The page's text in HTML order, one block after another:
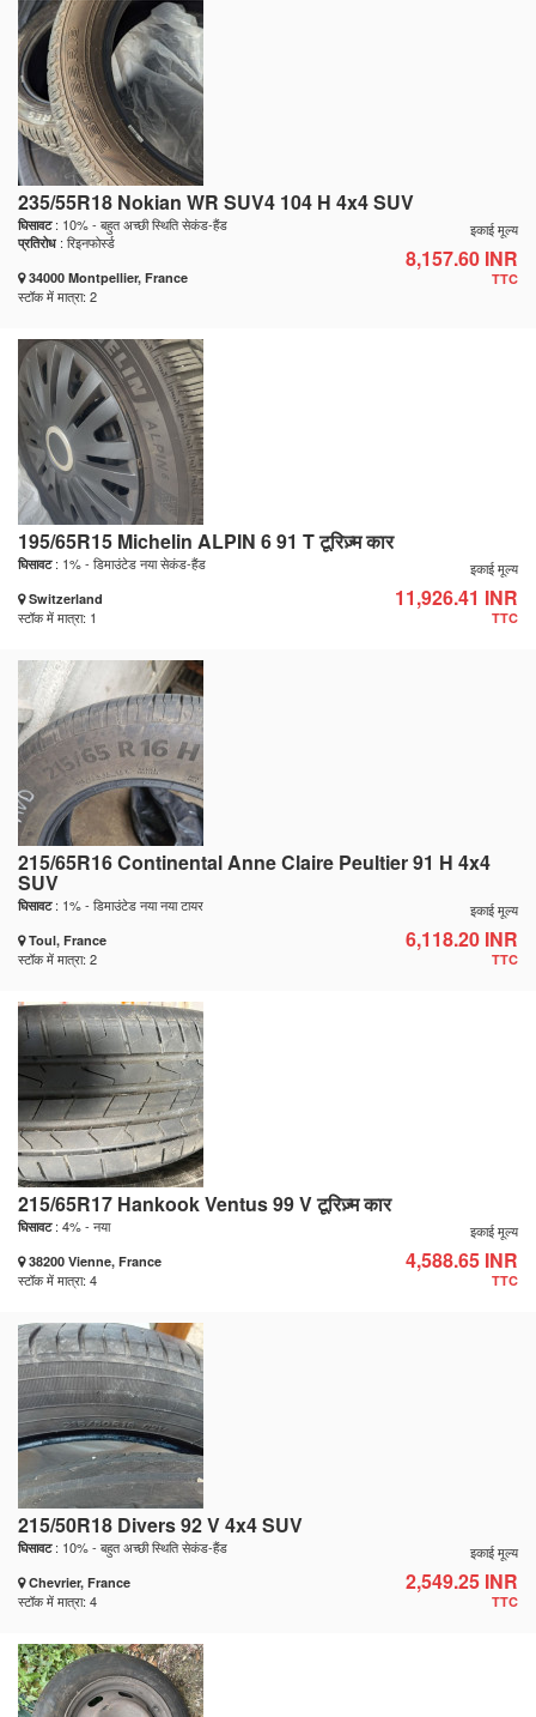
235/55R18 Nokian WR SUV4 104 H 4x4 SUV
घिसावट: 10% - बहुत अच्छी स्थिति सेकंड-हैंड
प्रतिरोध : रिइनफोर्स्ड
34000 Montpellier, France
स्टॉक में मात्रा: 2
इकाई मूल्य
8,157.60 INR
TTC
195/65R15 Michelin ALPIN 6 91 T टूरिज़्म कार
घिसावट: 1% - डिमाउंटेड नया सेकंड-हैंड
Switzerland
स्टॉक में मात्रा: 1
इकाई मूल्य
11,926.41 INR
TTC
215/65R16 Continental Anne Claire Peultier 91 H 4x4
SUV
घिसावट: 1% - डिमाउंटेड नया नया टायर
Toul, France
स्टॉक में मात्रा: 2
इकाई मूल्य
6,118.20 INR
TTC
215/65R17 Hankook Ventus 99 V टूरिज़्म कार
घिसावट: 4% - नया
38200 Vienne, France
स्टॉक में मात्रा: 4
इकाई मूल्य
4,588.65 INR
TTC
215/50R18 Divers 92 V 4x4 SUV
घिसावट: 10% - बहुत अच्छी स्थिति सेकंड-हैंड
Chevrier, France
स्टॉक में मात्रा: 4
इकाई मूल्य
2,549.25 INR
TTC